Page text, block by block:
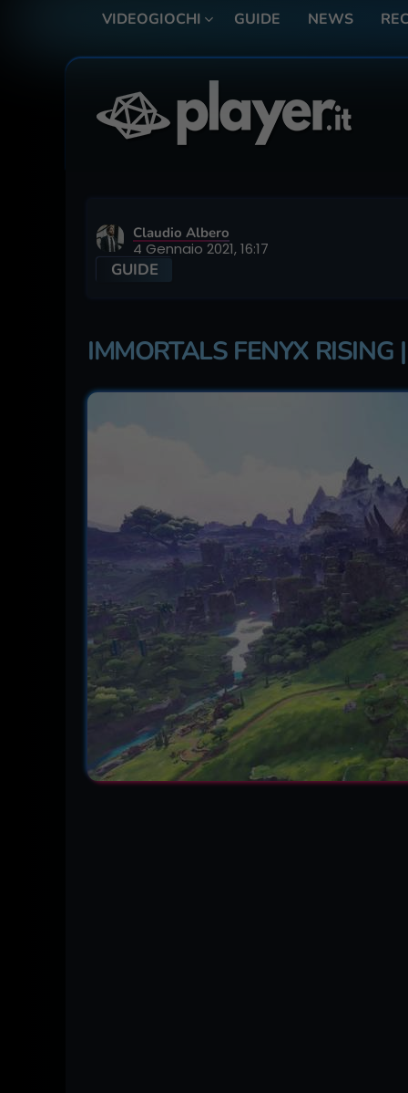
VIDEOGIOCHI GUIDE NEWS
Claudio Albero
4 Gennaio 2021, 16:17
GUIDE
IMMORTALS FENYX